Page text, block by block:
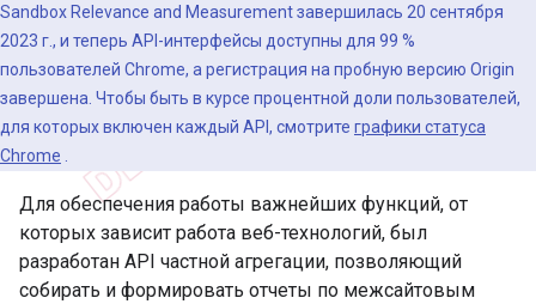
Sandbox Relevance and Measurement завершилась 20 сентября
2023 г., и теперь API-интерфейсы доступны для 99 %
пользователей Chrome, а регистрация на пробную версию Origin
завершена. Чтобы быть в курсе процентной доли пользователей,
для которых включен каждый API, смотрите графики статуса
Chrome
Для обеспечения работы важнейших функций, от
которых зависит работа веб-технологий, был
разработан API частной агрегации, позволяющий
собирать и формировать отчеты по межсайтовым